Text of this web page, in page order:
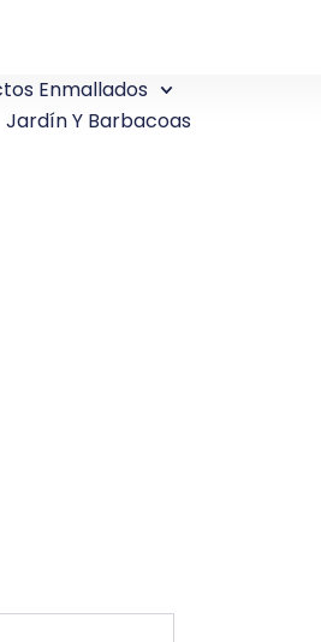
Enmallados
Jardín Y Barbacoas